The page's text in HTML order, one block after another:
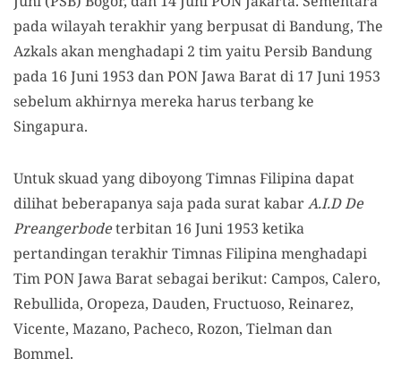
pada wilayah terakhir yang berpusat di Bandung, The
Azkals akan menghadapi 2 tim yaitu Persib Bandung
pada 16 Juni 1953 dan PON Jawa Barat di 17 Juni 1953
sebelum akhirnya mereka harus terbang ke
Singapura.
Untuk skuad yang diboyong Timnas Filipina dapat
dilihat beberapanya saja pada surat kabarA.I.D De
Preangerbodeterbitan 16 Juni 1953 ketika
pertandingan terakhir Timnas Filipina menghadapi
Tim PON Jawa Barat sebagai berikut: Campos, Calero,
Rebullida, Oropeza, Dauden, Fructuoso, Reinarez,
Vicente, Mazano, Pacheco, Rozon, Tielman dan
Bommel.